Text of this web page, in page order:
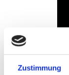
Zustimmung